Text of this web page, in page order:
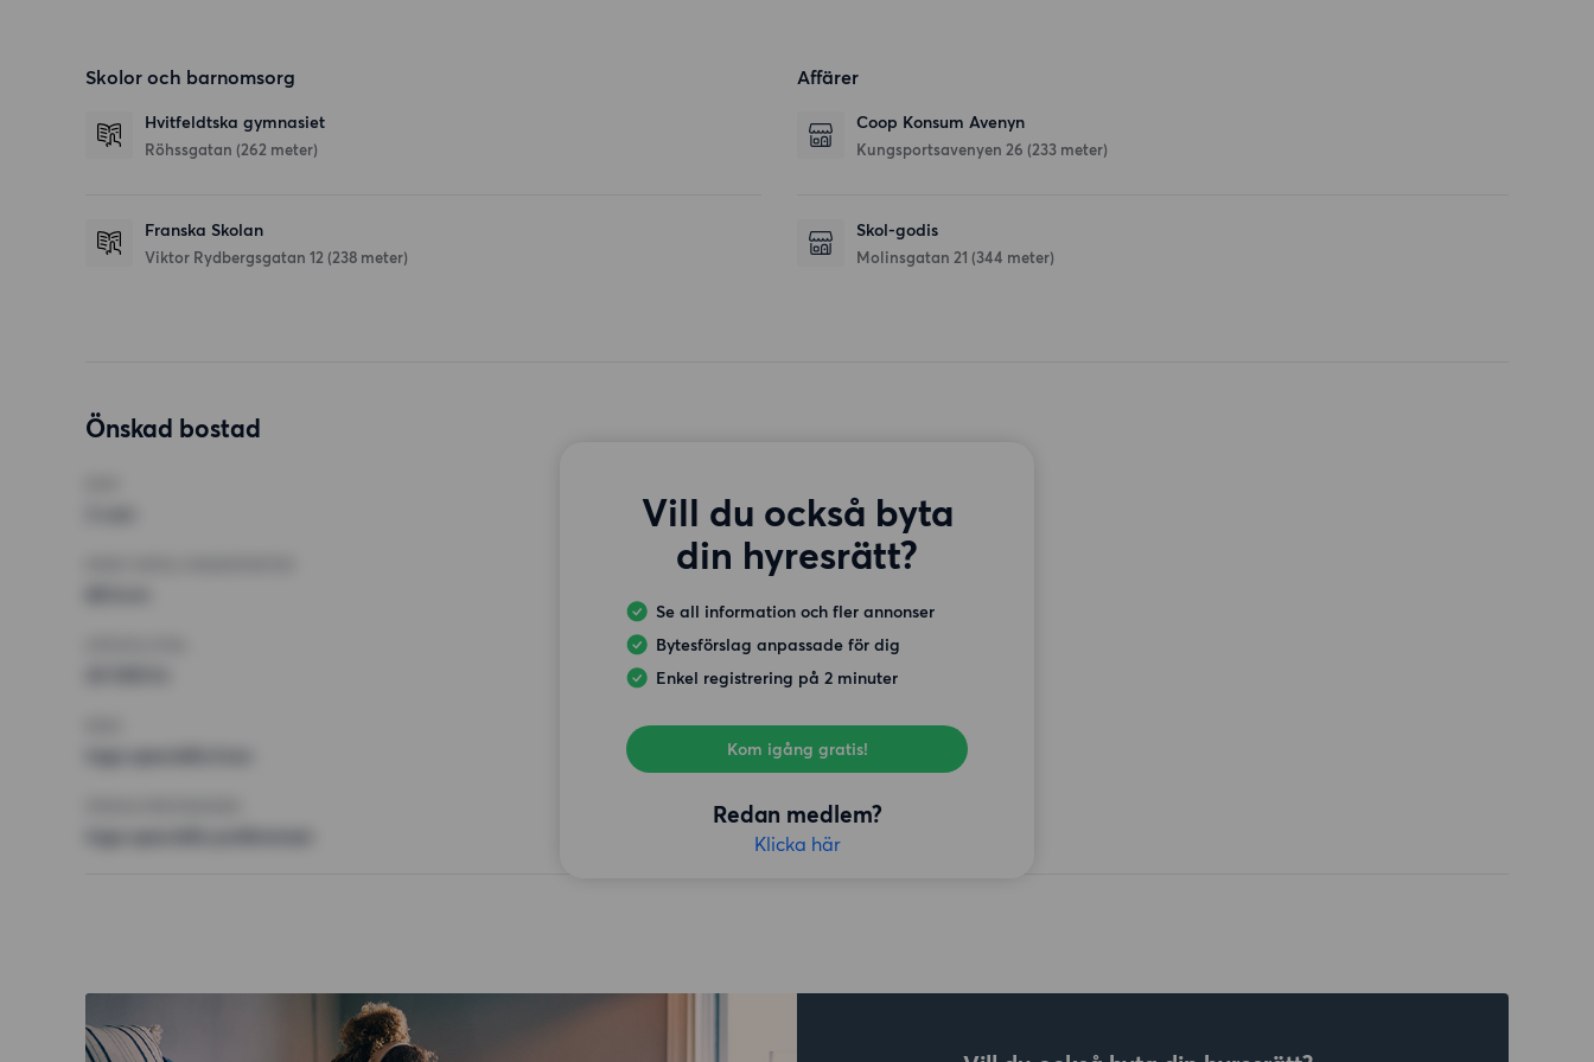
Skolor och barnomsorg
Hvitfeldtska gymnasiet
Röhssgatan (262 meter)
Franska Skolan
Viktor Rydbergsgatan 12 (238 meter)
Affärer
Coop Konsum Avenyn
Kungsportsavenyen 26 (233 meter)
Skol-godis
Molinsgatan 21 (344 meter)
Önskad bostad
Vill du också byta
din hyresrätt?
Se all information och fler annonser
Bytesförslag anpassade för dig
Enkel registrering på 2 minuter
Kom igång gratis!
Redan medlem?
Klicka här